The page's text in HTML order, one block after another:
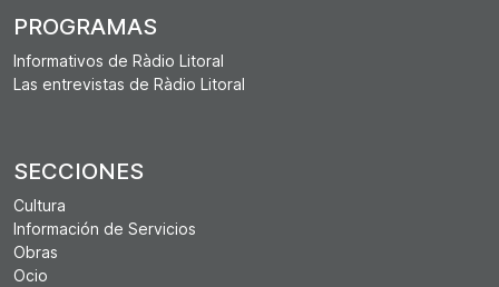
PROGRAMAS
Informativos de Ràdio Litoral
Las entrevistas de Ràdio Litoral
SECCIONES
Cultura
Información de Servicios
Obras
Ocio